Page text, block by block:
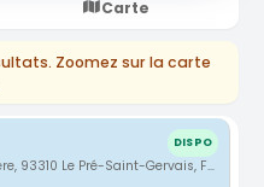
Carte
Zoomez sur la carte
DISPO
15 Avenue Du Bélvédère, 93310 Le Pré-Saint-Gervais, France · 0.23 km